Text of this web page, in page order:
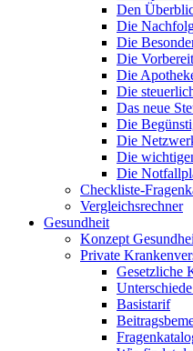
Den
Die
Die
Die
Die
Die
Das neue
Die
Die
Die
Die
Checkliste-
Vergleichsrechner
Gesundheit
Konzept
Private
Gesetzliche
Basistarif